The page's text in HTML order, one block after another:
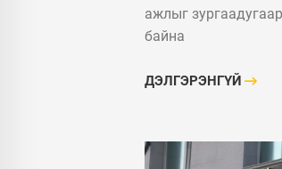
ажлыг
байна
ДЭЛГЭРЭНГҮЙ